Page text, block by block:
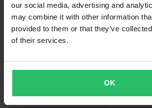
our social media, advertising and
may combine it with other information
provided to them or that they’ve
of their services.
OK
-15%
1 Reviews
M3 Black